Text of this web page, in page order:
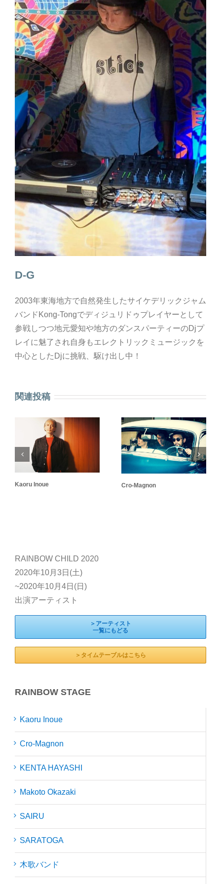
D-G
2003年東海地方で自然発生したサイケデリックジャム
バンドKong-Tongでディジュリドゥプレイヤーとして
参戦しつつ地元愛知や地方のダンスパーティーのDjプ
レイに魅了され自身もエレクトリックミュージックを
中心としたDjに挑戦、駆け出し中！
関連投稿
Kaoru Inoue Cro-Magnon
RAINBOW CHILD 2020
2020年10月3日(土)
~2020年10月4日(日)
出演アーティスト
＞アーティスト
一覧にもどる
＞タイムテーブルはこちら
RAINBOW STAGE
Kaoru Inoue
Cro-Magnon
KENTA HAYASHI
Makoto Okazaki
SAIRU
SARATOGA
木歌バンド